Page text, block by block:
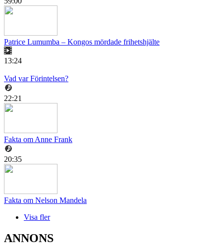
Patrice Lumumba – Kongos mördade frihetshjälte
13:24
Vad var Förintelsen?
22:21
Fakta om Anne Frank
20:35
Fakta om Nelson Mandela
Visa fler
ANNONS